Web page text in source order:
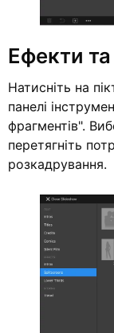
Ефекти та
Натисніть на
панелі
фрагментів".
перетягніть
розкадрування.